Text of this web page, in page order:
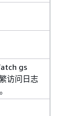
gs
访问日志